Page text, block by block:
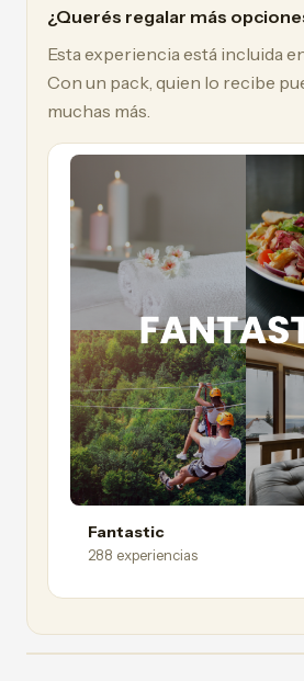
¿Querés regalar más
Esta experiencia está incluida
Con un pack, quien lo recibe
muchas más.
Fantastic
288 experiencias